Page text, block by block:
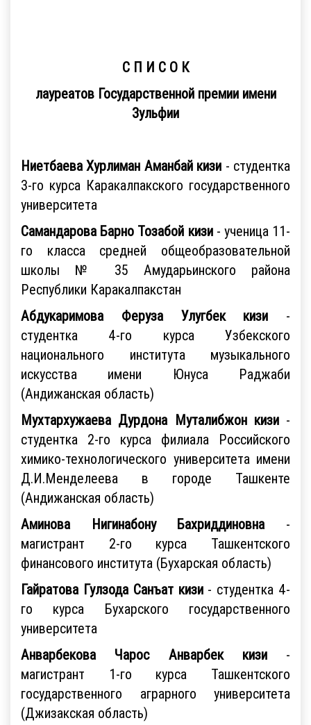
С П И С О К
лауреатов Государственной премии имени
Зульфии
Ниетбаева Хурлиман Аманбай кизи - студентка
3-го курса Каракалпакского государственного
университета
Самандарова Барно Тозабой кизи- ученица 11-
го класса средней общеобразовательной
школы № 35 Амударьинского района
Республики Каракалпакстан
Абдукаримова Феруза Улугбек кизи -
студентка 4-го курса Узбекского
национального института музыкального
искусства имени Юнуса Раджаби
(Андижанская область)
Мухтархужаева Дурдона Муталибжон кизи-
студентка 2-го курса филиала Российского
химико-технологического университета имени
Д.И.Менделеева в городе Ташкенте
(Андижанская область)
Аминова Нигинабону Бахриддиновна-
магистрант 2-го курса Ташкентского
финансового института (Бухарская область)
Гайратова Гулзода Санъат кизи- студентка 4-
го курса Бухарского государственного
университета
Анварбекова Чарос Анварбек кизи-
магистрант 1-го курса Ташкентского
государственного аграрного университета
(Джизакская область)